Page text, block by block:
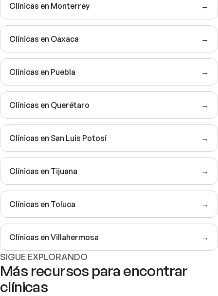
Clínicas en Monterrey →
Clínicas en Oaxaca →
Clínicas en Puebla →
Clínicas en Querétaro →
Clínicas en San Luis Potosí →
Clínicas en Tijuana →
Clínicas en Toluca →
Clínicas en Villahermosa →
SIGUE EXPLORANDO
Más recursos para encontrar
clínicas